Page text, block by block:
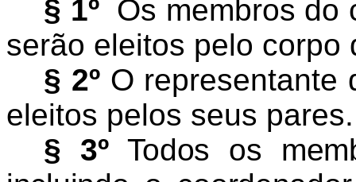
§ 1º Os membros do
serão eleitos pelo corpo
§ 2ºO representante
eleitos pelos seus pares.
§ 3ºTodos os